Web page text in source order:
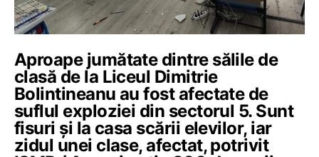
Aproape jumătate dintre sălile de
clasă de la Liceul Dimitrie
Bolintineanu au fost afectate de
suflul exploziei din sectorul 5. Sunt
fisuri și la casa scării elevilor, iar
zidul unei clase, afectat, potrivit